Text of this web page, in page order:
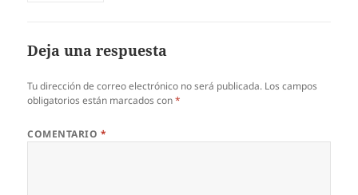
Deja una respuesta
Tu dirección de correo electrónico no será publicada. Los campos
obligatorios están marcados con*
COMENTARIO *